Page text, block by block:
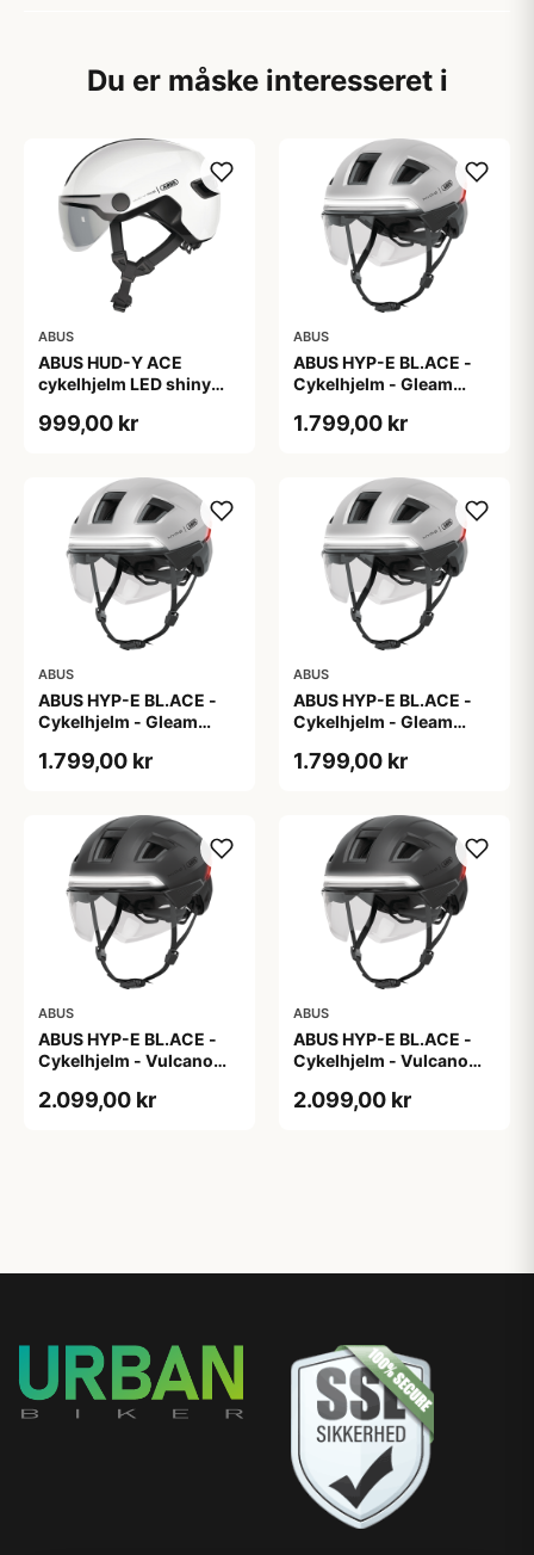
Du er måske interesseret i
ABUS
ABUS HUD-Y ACE
cykelhjelm LED shiny
999,00 kr
ABUS
ABUS HYP-E BL.ACE -
Cykelhjelm - Gleam
1.799,00 kr
ABUS
ABUS HYP-E BL.ACE -
Cykelhjelm - Gleam
1.799,00 kr
ABUS
ABUS HYP-E BL.ACE -
Cykelhjelm - Gleam
1.799,00 kr
ABUS
ABUS HYP-E BL.ACE -
Cykelhjelm - Vulcano
2.099,00 kr
ABUS
ABUS HYP-E BL.ACE -
Cykelhjelm - Vulcano
2.099,00 kr